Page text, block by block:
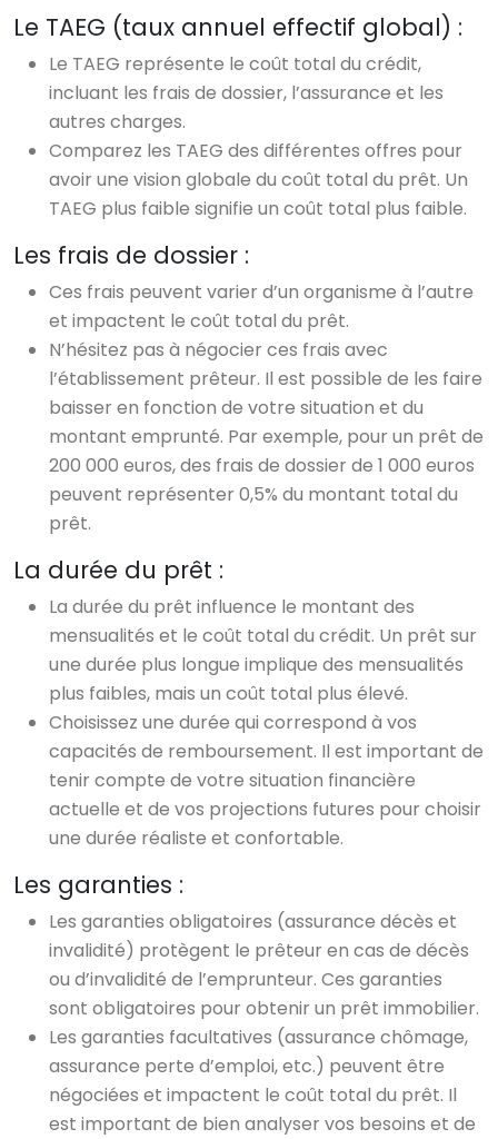
Le TAEG (taux annuel effectif global) :
Le TAEG représente le coût total du crédit,
incluant les frais de dossier, l’assurance et les
autres charges.
Comparez les TAEG des différentes offres pour
avoir une vision globale du coût total du prêt. Un
TAEG plus faible signifie un coût total plus faible.
Les frais de dossier :
Ces frais peuvent varier d’un organisme à l’autre
et impactent le coût total du prêt.
N’hésitez pas à négocier ces frais avec
l’établissement prêteur. Il est possible de les faire
baisser en fonction de votre situation et du
montant emprunté. Par exemple, pour un prêt de
200 000 euros, des frais de dossier de 1 000 euros
peuvent représenter 0,5% du montant total du
prêt.
La durée du prêt :
La durée du prêt influence le montant des
mensualités et le coût total du crédit. Un prêt sur
une durée plus longue implique des mensualités
plus faibles, mais un coût total plus élevé.
Choisissez une durée qui correspond à vos
capacités de remboursement. Il est important de
tenir compte de votre situation financière
actuelle et de vos projections futures pour choisir
une durée réaliste et confortable.
Les garanties :
Les garanties obligatoires (assurance décès et
invalidité) protègent le prêteur en cas de décès
ou d’invalidité de l’emprunteur. Ces garanties
sont obligatoires pour obtenir un prêt immobilier.
Les garanties facultatives (assurance chômage,
assurance perte d’emploi, etc.) peuvent être
négociées et impactent le coût total du prêt. Il
est important de bien analyser vos besoins et de